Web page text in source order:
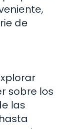
de
sobre los
las